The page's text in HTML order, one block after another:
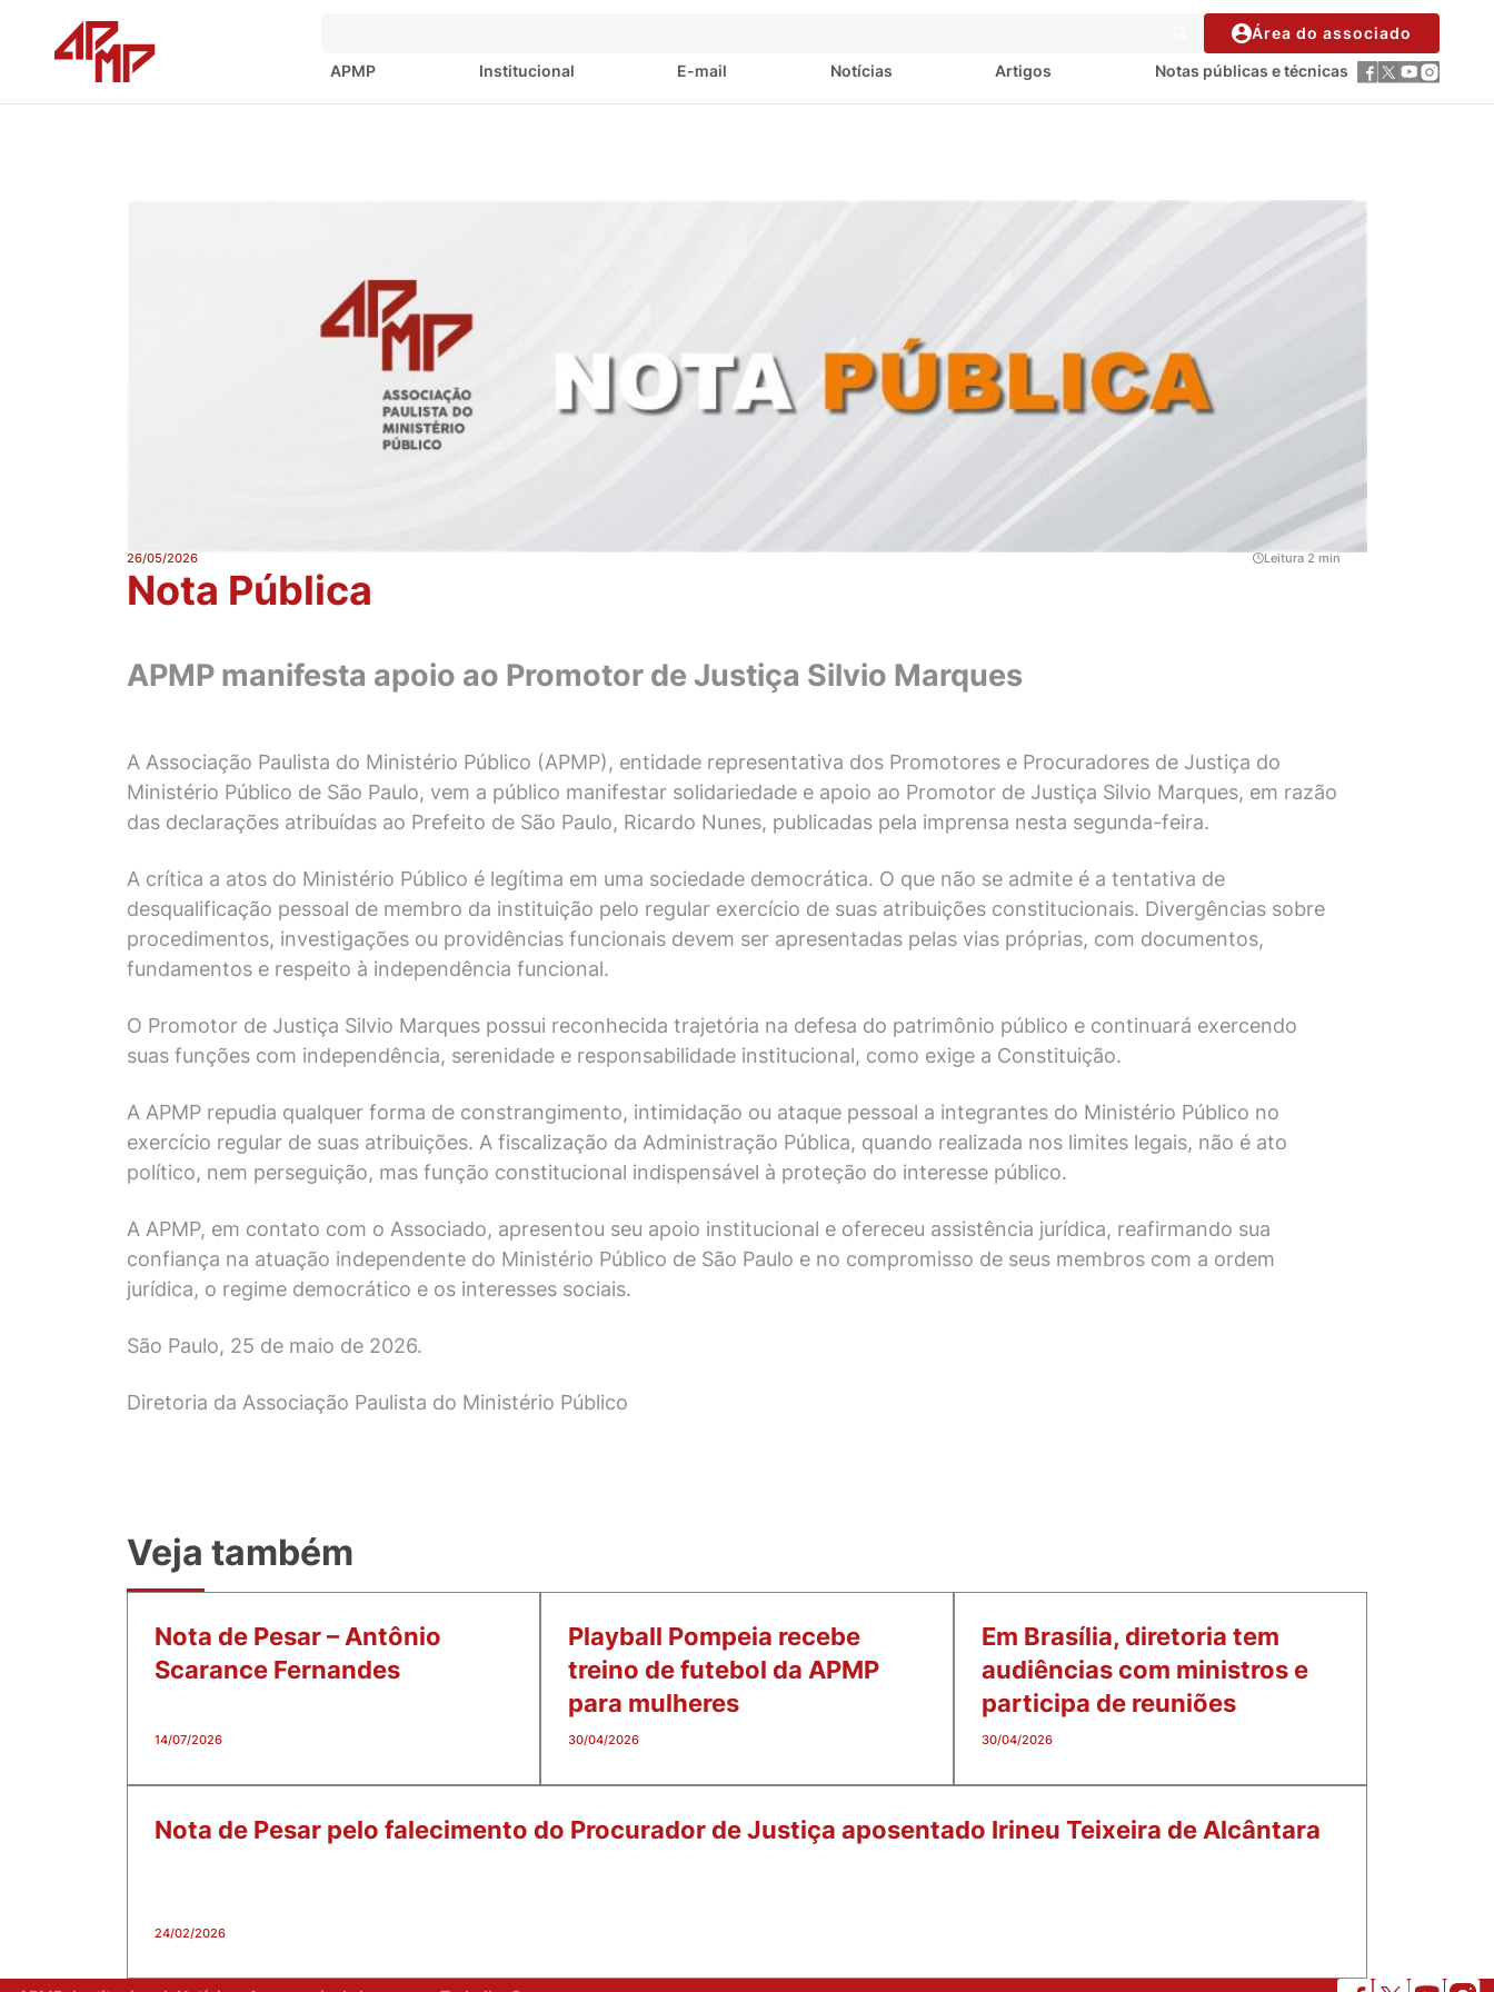
Área do associado
APMP
Institucional E-mail Notícias Artigos Notas públicas e técnicas
26/05/2026 Leitura 2 min
Nota Pública
APMP manifesta apoio ao Promotor de Justiça Silvio Marques
A Associação Paulista do Ministério Público (APMP), entidade representativa dos Promotores e Procuradores de Justiça do
Ministério Público de São Paulo, vem a público manifestar solidariedade e apoio ao Promotor de Justiça Silvio Marques, em razão
das declarações atribuídas ao Prefeito de São Paulo, Ricardo Nunes, publicadas pela imprensa nesta segunda-feira.
A crítica a atos do Ministério Público é legítima em uma sociedade democrática. O que não se admite é a tentativa de
desqualificação pessoal de membro da instituição pelo regular exercício de suas atribuições constitucionais. Divergências sobre
procedimentos, investigações ou providências funcionais devem ser apresentadas pelas vias próprias, com documentos,
fundamentos e respeito à independência funcional.
O Promotor de Justiça Silvio Marques possui reconhecida trajetória na defesa do patrimônio público e continuará exercendo
suas funções com independência, serenidade e responsabilidade institucional, como exige a Constituição.
A APMP repudia qualquer forma de constrangimento, intimidação ou ataque pessoal a integrantes do Ministério Público no
exercício regular de suas atribuições. A fiscalização da Administração Pública, quando realizada nos limites legais, não é ato
político, nem perseguição, mas função constitucional indispensável à proteção do interesse público.
A APMP, em contato com o Associado, apresentou seu apoio institucional e ofereceu assistência jurídica, reafirmando sua
confiança na atuação independente do Ministério Público de São Paulo e no compromisso de seus membros com a ordem
jurídica, o regime democrático e os interesses sociais.
São Paulo, 25 de maio de 2026.
Diretoria da Associação Paulista do Ministério Público
Veja também
Nota de Pesar – Antônio
Scarance Fernandes
14/07/2026
Playball Pompeia recebe
treino de futebol da APMP
para mulheres
30/04/2026
Em Brasília, diretoria tem
audiências com ministros e
participa de reuniões
30/04/2026
Nota de Pesar pelo falecimento do Procurador de Justiça aposentado Irineu Teixeira de Alcântara
24/02/2026